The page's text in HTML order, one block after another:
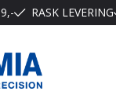
RASK LEVERING